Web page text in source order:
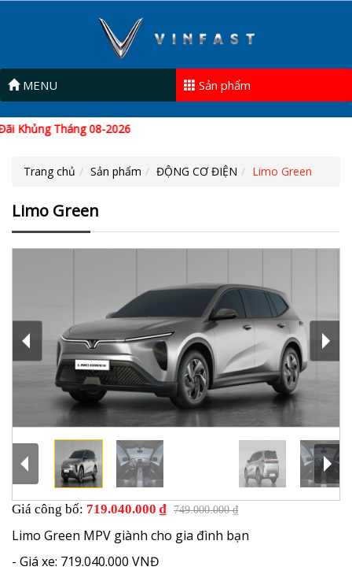
MENU Sản phẩm
Tháng 08-2026
Trang chủ Sản phẩm ĐỘNG CƠ ĐIỆN Limo Green
Limo Green
Giá công bố: 719.040.000 ₫ 749.000.000 ₫
Limo Green MPV giành cho gia đình bạn
- Giá xe: 719.040.000 VNĐ